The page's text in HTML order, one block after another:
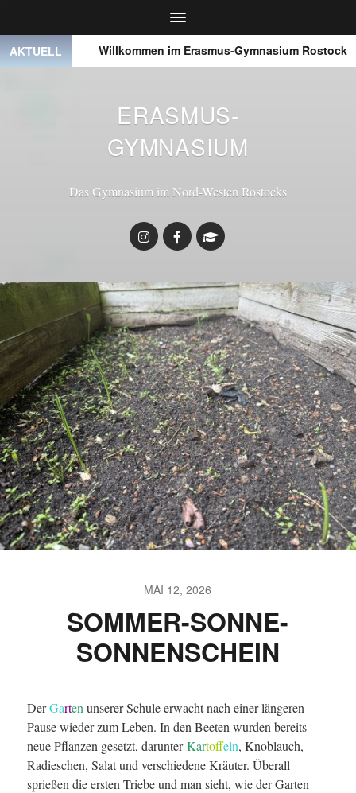
AKTUELL
● ● ● Willkommen im Erasmus-Gymnasium Rostock
ERASMUS-
GYMNASIUM
Das Gymnasium im Nord-Westen Rostocks
MAI 12, 2026
SOMMER-SONNE-
SONNENSCHEIN
DerGarten unserer Schule erwacht nach einer längeren
Pause wieder zum Leben. In den Beeten wurden bereits
neue Pflanzen gesetzt, darunterKartoffeln, Knoblauch,
Radieschen, Salat und verschiedene Kräuter. Überall
sprießen die ersten Triebe und man sieht, wie der Garten